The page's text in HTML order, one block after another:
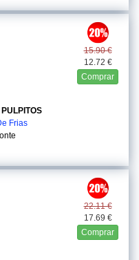
15.90 €
12.72 €
Comprar
Frias
22.11 €
17.69 €
Comprar